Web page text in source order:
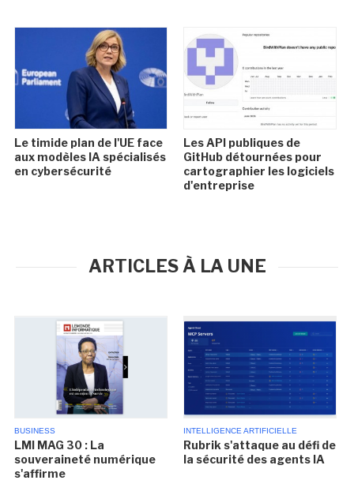
Le timide plan de l'UE face
aux modèles IA spécialisés
en cybersécurité
Les API publiques de
GitHub détournées pour
cartographier les logiciels
d'entreprise
ARTICLES À LA UNE
BUSINESS
LMI MAG 30 : La
souveraineté numérique
s'affirme
INTELLIGENCE ARTIFICIELLE
Rubrik s'attaque au défi de
la sécurité des agents IA